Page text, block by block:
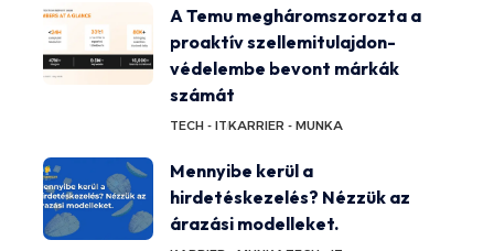
A Temu megháromszorozta a
proaktív szellemitulajdon-
védelembe bevont márkák
számát
TECH - ITKARRIER - MUNKA
Mennyibe kerül a
hirdetéskezelés? Nézzük az
árazási modelleket.